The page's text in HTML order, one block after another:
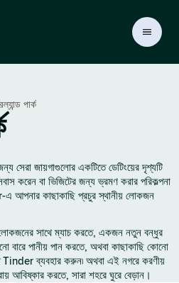
পার্ক
সেরা জায়গাগুলোর একটিতে ডেটিংয়ের দৃশ্যটি
করেন বা ভিজিটের জন্য ভ্রমণ করার পরিকল্পনা
আপনার কাছাকাছি প্রচুর স্থানীয় লোকজন
সাথে ম্যাচ করতে, একজন নতুন বন্ধুর
বারে পানীয় পান করতে, অথবা কাছাকাছি কোনো
Tinder ব্যবহার করুন৷ অথবা এই নগরে করণীয়
আবিষ্কার করতে, সারা শহরে ঘুরে বেড়ান।